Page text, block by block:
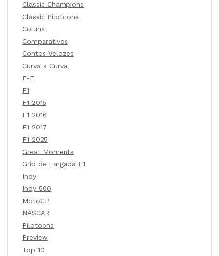
Classic Champions
Classic Pilotoons
Coluna
Comparativos
Contos Velozes
Curva a Curva
F-E
F1
F1 2015
F1 2016
F1 2017
F1 2025
Great Moments
Grid de Largada F1
Indy
Indy 500
MotoGP
NASCAR
Pilotoons
Preview
Top 10